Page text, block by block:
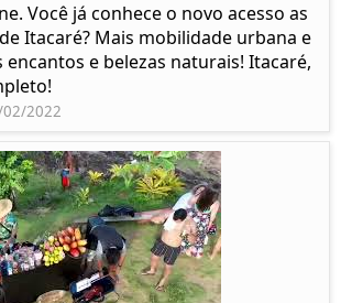
Você já conhece o novo acesso as
Itacaré? Mais mobilidade urbana e
e belezas naturais! Itacaré,
02/2022